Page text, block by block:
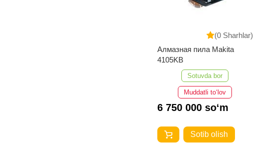
(0 Sharhlar)
Алмазная пила Makita
4105KB
Sotuvda bor
Muddatli to‘lov
6 750 000 so‘m
Sotib olish